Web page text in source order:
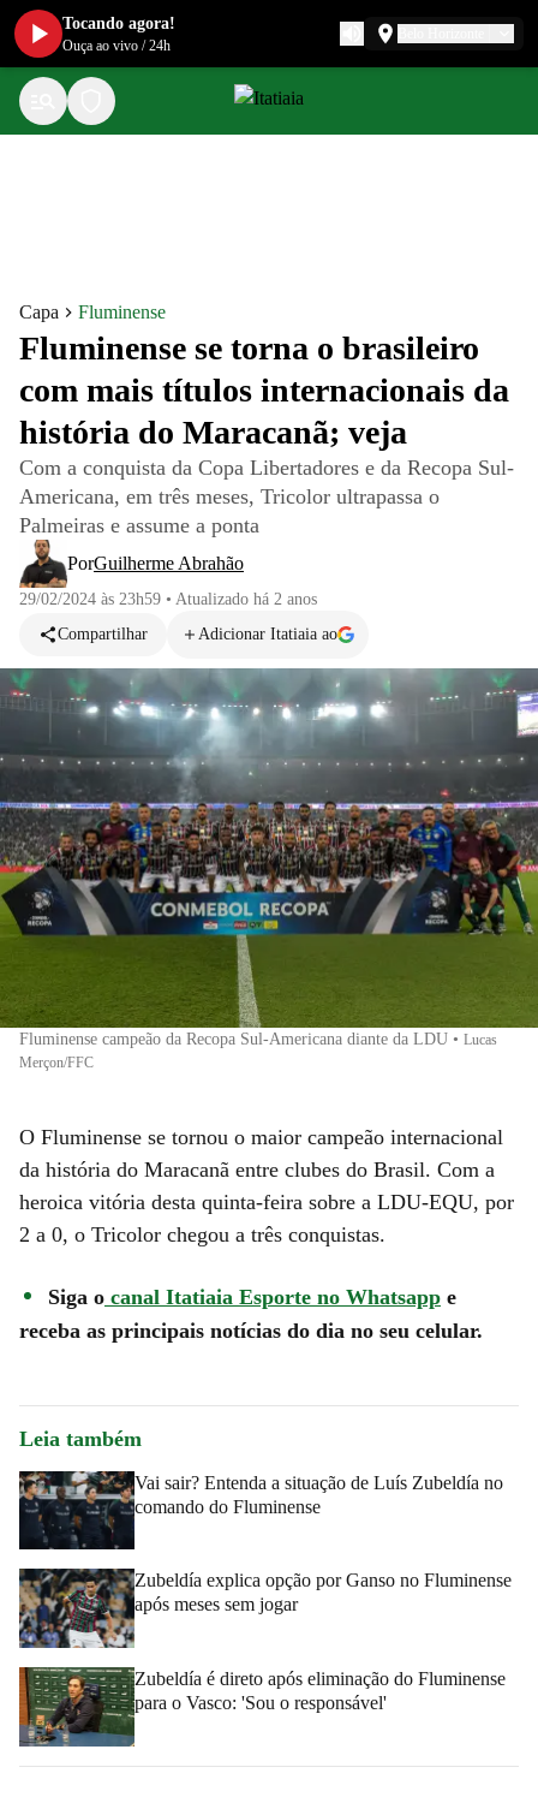
Capa Fluminense
Fluminense se torna o brasileiro
com mais títulos internacionais da
história do Maracanã; veja
Com a conquista da Copa Libertadores e da Recopa Sul-
Americana, em três meses, Tricolor ultrapassa o
Palmeiras e assume a ponta
PorGuilherme Abrahão
29/02/2024 às 23h59 • Atualizado há 2 anos
Compartilhar
Adicionar Itatiaia ao
Fluminense campeão da Recopa Sul-Americana diante da LDU • Lucas
Merçon/FFC
O Fluminense se tornou o maior campeão internacional
da história do Maracanã entre clubes do Brasil. Com a
heroica vitória desta quinta-feira sobre a LDU-EQU, por
2 a 0, o Tricolor chegou a três conquistas.
Siga o canal Itatiaia Esporte no Whatsapp e
receba as principais notícias do dia no seu celular.
Leia também
Vai sair? Entenda a situação de Luís Zubeldía no
comando do Fluminense
Zubeldía explica opção por Ganso no Fluminense
após meses sem jogar
Zubeldía é direto após eliminação do Fluminense
para o Vasco: 'Sou o responsável'
Tocando agora!
Ouça ao vivo /24h